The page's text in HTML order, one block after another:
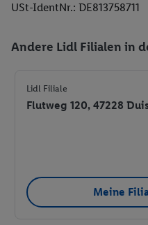
USt-IdentNr.: DE813758711
Andere Lidl Filialen in
Lidl Filiale
Flutweg 120, 47228
Meine